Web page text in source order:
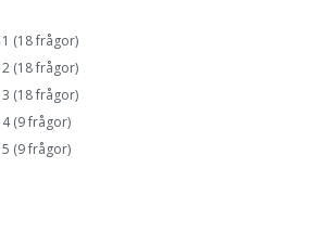
(18 frågor)
(18 frågor)
(18 frågor)
(9 frågor)
(9 frågor)